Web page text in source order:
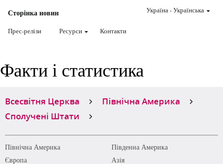
Сторінка новин
Прес-релізи Ресурси Контакти
Україна-Українська
Факти і статистика
Всесвітня Церква
Північна Америка
Сполучені Штати
Північна Америка
Південна Америка
Європа
Азія